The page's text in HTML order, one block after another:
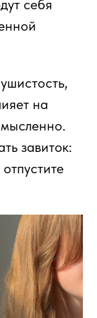
себя
на
завиток: